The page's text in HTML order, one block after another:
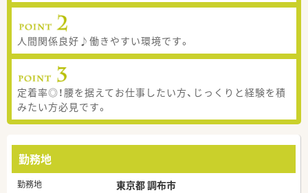
人間関係良好♪働きやすい環境です。
定着率◎！腰を据えてお仕事したい方、じっくりと経験を積
みたい方必見です。
勤務地
勤務地 東京都 調布市